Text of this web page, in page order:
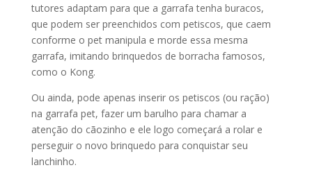
tutores adaptam para que a garrafa tenha buracos,
que podem ser preenchidos com petiscos, que caem
conforme o pet manipula e morde essa mesma
garrafa, imitando brinquedos de borracha famosos,
como o Kong.
Ou ainda, pode apenas inserir os petiscos (ou ração)
na garrafa pet, fazer um barulho para chamar a
atenção do cãozinho e ele logo começará a rolar e
perseguir o novo brinquedo para conquistar seu
lanchinho.